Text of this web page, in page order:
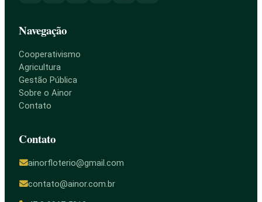
Navegação
Cooperativismo
Agricultura
Gestão Pública
Sobre o Ainor
Contato
Contato
ainorfloterio@gmail.com
contato@ainor.com.br